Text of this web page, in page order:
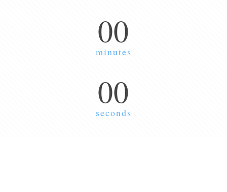
00
minutes
00
seconds